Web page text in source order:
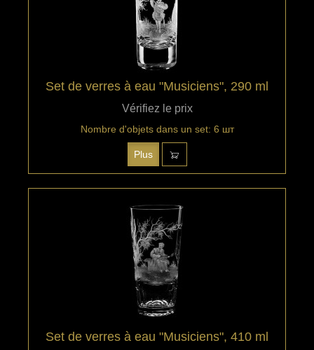
Set de verres à eau "Musiciens", 290 ml
Vérifiez le prix
Nombre d'objets dans un set: 6 шт
Plus
Set de verres à eau "Musiciens", 410 ml